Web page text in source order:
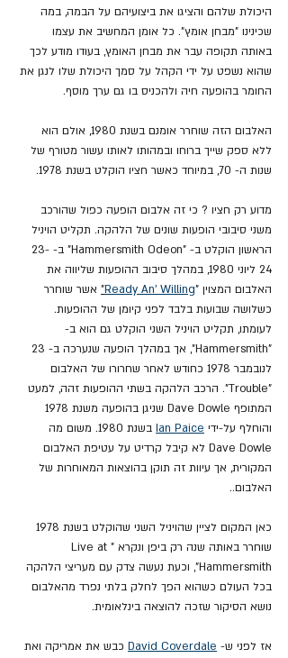
היכולת שלהם והציגו את ביצועיהם על הבמה, במה
שכינינו "מבחן אומץ". כל אומן המחשיב את עצמו
באותה תקופה עבר את מבחן האומץ, בעודו מודע לכך
שהוא נשפט על ידי הקהל על סמך היכולת שלו לנגן את
החומר בהופעה חיה ולהכניס בו גם ערך מוסף.
האלבום הזה שוחרר אומנם בשנת 1980, אולם הוא
ללא ספק שייך ברוחו ובמהותו לאותו עשור מטורף של
שנות ה- 70, במיוחד כאשר חציו הוקלט בשנת 1978.
מדוע רק חציו ? כי זה אלבום הופעה כפול שהורכב
משני סיבובי הופעות שונים של הלהקה. תקליט הויניל
הראשון הוקלט ב- "Hammersmith Odeon" ב- 23-
24 ליוני 1980, במהלך סיבוב ההופעות שליווה את
האלבום המצוין "Ready An' Willing
" אשר שוחרר
כשלושה שבועות בלבד לפני קיומן של ההופעות.
לעומתו, תקליט הויניל השני הוקלט גם הוא ב-
לנובמבר 1978 כחודש לאחר שחרורו של האלבום
"Trouble". הרכב הלהקה בשתי ההופעות זהה, למעט
והוחלף על-ידי Ian Paice
בשנת 1980. משום מה
Dave Dowle לא קיבל קרדיט על עטיפת האלבום
המקורית, אך עיוות זה תוקן בהוצאות המאוחרות של
האלבום..
שוחרר באותה שנה רק ביפן ונקרא "Live at
Hammersmith", וכעת נעשה צדק עם מעריצי הלהקה
בכל העולם כשהוא הפך לחלק בלתי נפרד מהאלבום
נושא הסיקור שזכה להוצאה בינלאומית.
אז לפני ש- David Coverdale כבש את אמריקה ואת